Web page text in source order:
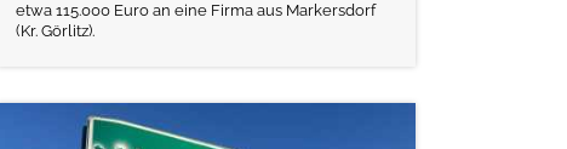
etwa 115.000 Euro an eine Firma aus Markersdorf
(Kr. Görlitz).
weiterlesen